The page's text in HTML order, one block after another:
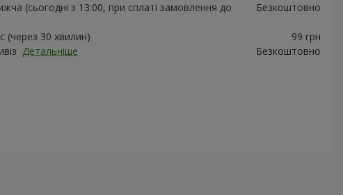
(сьогодні з 13:00, при сплаті замовлення до
Безкоштовно
(через 30 хвилин)
99 грн
Детальніше Безкоштовно